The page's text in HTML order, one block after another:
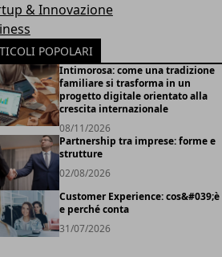
& Innovazione
POPOLARI
Intimorosa: come una tradizione
familiare si trasforma in un
progetto digitale orientato alla
crescita internazionale
08/11/2026
Partnership tra imprese: forme e
strutture
02/08/2026
Customer Experience: cos&#039;è
e perché conta
31/07/2026